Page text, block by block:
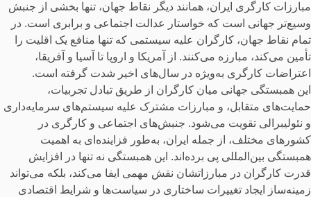
مبارزات کارگری ایران، همانند دیگر نقاط جهان، تنها بخشی از جنبش
وسیع‌تر جهانی است که خواستار عدالت اجتماعی و برابری است. در
تمام نقاط جهان، کارگران علیه سیستمی که تنها منافع یک اقلیت را
تأمین می‌کند، مبارزه می‌کنند. از آمریکا و اروپا تا آسیا و آفریقا،
اعتراضات کارگری به‌ویژه در سال‌های اخیر شدت گرفته است.
این همبستگی جهانی میان کارگران از طریق تبادل تجربیات،
حمایت‌های متقابل، و مبارزات مشترک علیه سیستم‌های سرمایه‌داری
و نئولیبرالی تقویت می‌شود. جنبش‌های اجتماعی و کارگری در
کشورهای مختلف، از جمله ایران، به‌طور فزاینده‌ای به اهمیت
همبستگی بین‌المللی پی برده‌اند. این همبستگی نه تنها در افزایش
قدرت کارگران در مبارزاتشان نقش مهمی ایفا می‌کند، بلکه می‌تواند
زمینه‌ساز ایجاد تغییرات ساختاری در سیاست‌ها و شرایط اقتصادی